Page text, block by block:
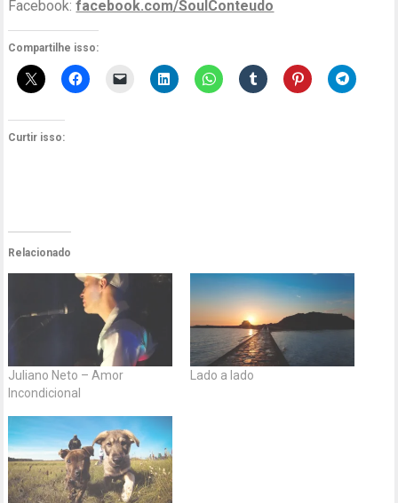
Facebook:facebook.com/SoulConteudo
Compartilhe isso:
Curtir isso:
Relacionado
Juliano Neto – Amor
Incondicional
Lado a lado